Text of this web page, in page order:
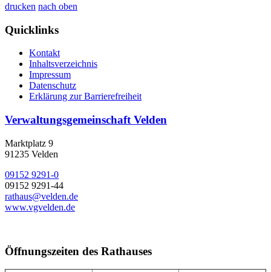
drucken nach oben
Quicklinks
Kontakt
Inhaltsverzeichnis
Impressum
Datenschutz
Erklärung zur Barrierefreiheit
Verwaltungsgemeinschaft Velden
Marktplatz 9
91235 Velden
09152 9291-0
09152 9291-44
rathaus@velden.de
www.vgvelden.de
Öffnungszeiten des Rathauses